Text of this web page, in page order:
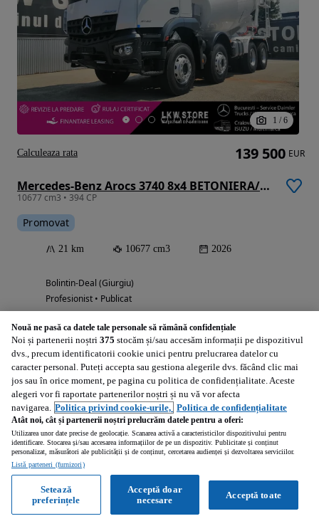
1 / 6
Mercedes-Benz Arocs 3740 8x4 BETONIERA/BETON MIXER 10 m3, NOU/NEW!!!
10677 cm3 • 394 CP
Promovat
21 km 10677 cm3 2026
Bolintin-Deal (Giurgiu)
Profesionist • Publicat
Vezi anunțurile
139 500 EUR
Calculeaza rata
Nouă ne pasă ca datele tale personale să rămână confidențiale
Noi și partenerii noștri 375 stocăm și/sau accesăm informații pe dispozitivul
dvs., precum identificatorii cookie unici pentru prelucrarea datelor cu
caracter personal. Puteți accepta sau gestiona alegerile dvs. făcând clic mai
jos sau în orice moment, pe pagina cu politica de confidențialitate. Aceste
alegeri vor fi raportate partenerilor noștri și nu vă vor afecta
navigarea. Politica privind cookie-urile, Politica de confidențialitate
Atât noi, cât și partenerii noștri prelucrăm datele pentru a oferi:
Utilizarea unor date precise de geolocație. Scanarea activă a caracteristicilor dispozitivului pentru
identificare. Stocarea și/sau accesarea informațiilor de pe un dispozitiv. Publicitate și conținut
personalizat, măsurători ale publicității și de conținut, cercetarea audienței și dezvoltarea serviciilor.
Listă parteneri (furnizori)
Acceptă toate
Acceptă doar
necesare
Setează
preferințele